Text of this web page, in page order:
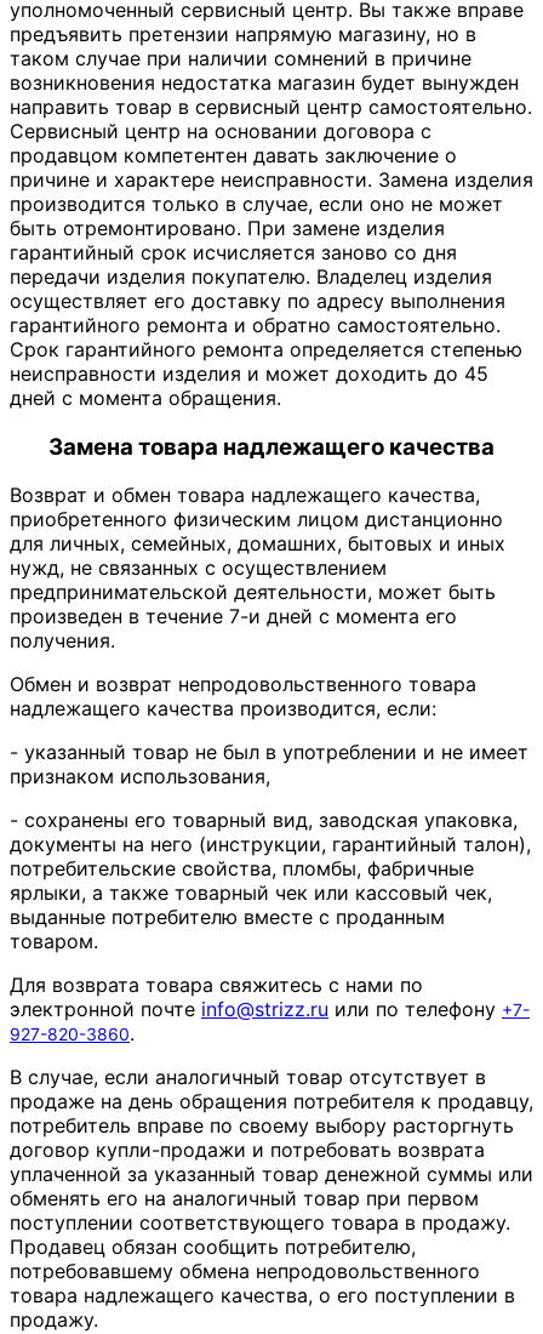
уполномоченный сервисный центр. Вы также вправе
предъявить претензии напрямую магазину, но в
таком случае при наличии сомнений в причине
возникновения недостатка магазин будет вынужден
направить товар в сервисный центр самостоятельно.
Сервисный центр на основании договора с
продавцом компетентен давать заключение о
причине и характере неисправности. Замена изделия
производится только в случае, если оно не может
быть отремонтировано. При замене изделия
гарантийный срок исчисляется заново со дня
передачи изделия покупателю. Владелец изделия
осуществляет его доставку по адресу выполнения
гарантийного ремонта и обратно самостоятельно.
Срок гарантийного ремонта определяется степенью
неисправности изделия и может доходить до 45
дней с момента обращения.
Замена товара надлежащего качества
Возврат и обмен товара надлежащего качества,
приобретенного физическим лицом дистанционно
для личных, семейных, домашних, бытовых и иных
нужд, не связанных с осуществлением
предпринимательской деятельности, может быть
произведен в течение 7-и дней с момента его
получения.
Обмен и возврат непродовольственного товара
надлежащего качества производится, если:
- указанный товар не был в употреблении и не имеет
признаком использования,
- сохранены его товарный вид, заводская упаковка,
документы на него (инструкции, гарантийный талон),
потребительские свойства, пломбы, фабричные
ярлыки, а также товарный чек или кассовый чек,
выданные потребителю вместе с проданным
товаром.
Для возврата товара свяжитесь с нами по
электронной почте info@strizz.ru или по телефону +7-
927-820-3860.
В случае, если аналогичный товар отсутствует в
продаже на день обращения потребителя к продавцу,
потребитель вправе по своему выбору расторгнуть
договор купли-продажи и потребовать возврата
уплаченной за указанный товар денежной суммы или
обменять его на аналогичный товар при первом
поступлении соответствующего товара в продажу.
Продавец обязан сообщить потребителю,
потребовавшему обмена непродовольственного
товара надлежащего качества, о его поступлении в
продажу.